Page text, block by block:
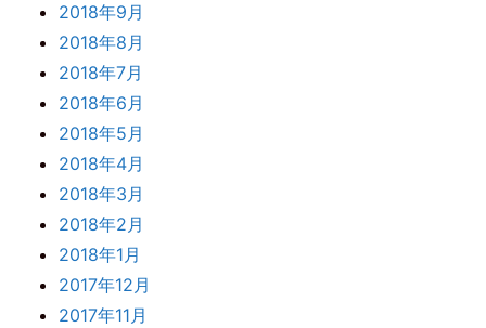
2018年9月
2018年8月
2018年7月
2018年6月
2018年5月
2018年4月
2018年3月
2018年2月
2018年1月
2017年12月
2017年11月